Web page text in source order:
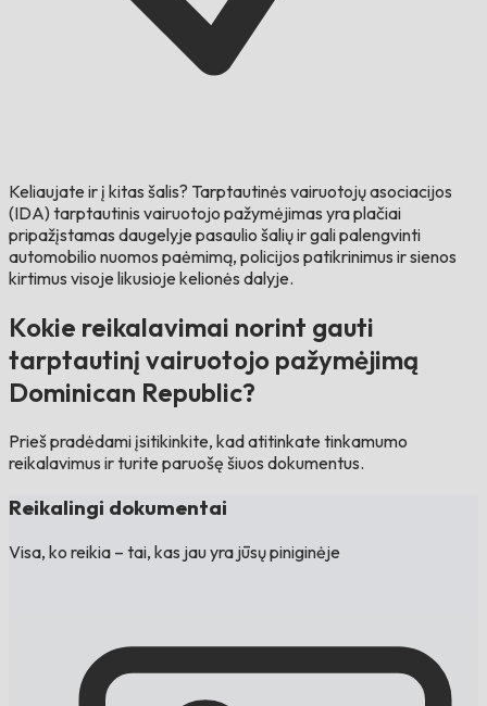
Keliaujate ir į kitas šalis? Tarptautinės vairuotojų asociacijos
(IDA) tarptautinis vairuotojo pažymėjimas yra plačiai
pripažįstamas daugelyje pasaulio šalių ir gali palengvinti
automobilio nuomos paėmimą, policijos patikrinimus ir sienos
kirtimus visoje likusioje kelionės dalyje.
Kokie reikalavimai norint gauti
tarptautinį vairuotojo pažymėjimą
Dominican Republic?
Prieš pradėdami įsitikinkite, kad atitinkate tinkamumo
reikalavimus ir turite paruošę šiuos dokumentus.
Reikalingi dokumentai
Visa, ko reikia – tai, kas jau yra jūsų piniginėje